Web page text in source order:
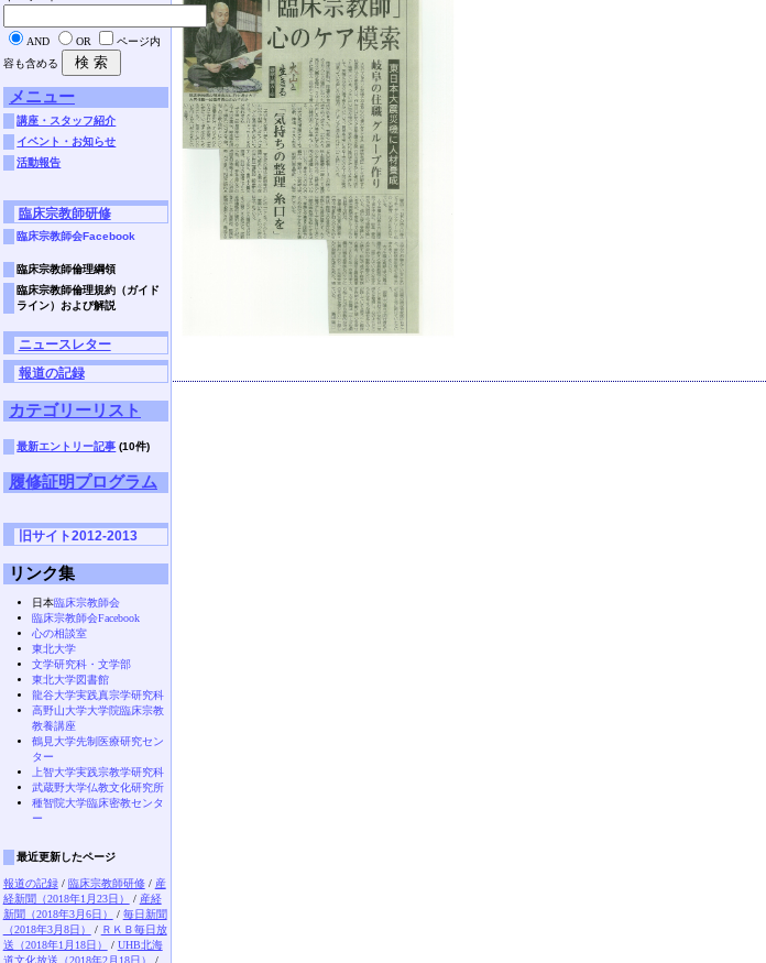
AND OR
ページ内
容も含める
メニュー
講座・スタッフ紹介
イベント・お知らせ
活動報告
臨床宗教師研修
臨床宗教師会Facebook
臨床宗教師倫理綱領
臨床宗教師倫理規約（ガイド
ライン）および解説
ニュースレター
報道の記録
カテゴリーリスト
最新エントリー記事 (10件)
履修証明プログラム
旧サイト2012-2013
リンク集
日本臨床宗教師会
臨床宗教師会Facebook
心の相談室
東北大学
文学研究科・文学部
東北大学図書館
龍谷大学実践真宗学研究科
高野山大学大学院臨床宗教
教養講座
鶴見大学先制医療研究セン
ター
上智大学実践宗教学研究科
武蔵野大学仏教文化研究所
種智院大学臨床密教センタ
ー
最近更新したページ
報道の記録/ 臨床宗教師研修/ 産
経新聞（2018年1月23日）
/ 産経
新聞（2018年3月6日）
/ 毎日新聞
（2018年3月8日）
/ ＲＫＢ毎日放
送（2018年1月18日）
/ UHB北海
道文化放送（2018年2月18日）
/